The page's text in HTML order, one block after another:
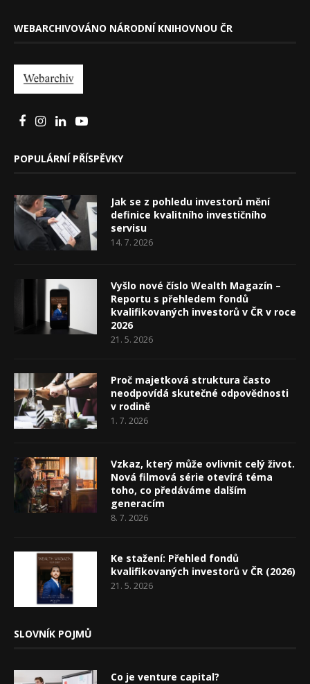
WEBARCHIVOVÁNO NÁRODNÍ KNIHOVNOU ČR
POPULÁRNÍ PŘÍSPĚVKY
Jak se z pohledu investorů mění
definice kvalitního investičního
servisu
14. 7. 2026
Vyšlo nové číslo Wealth Magazín –
Reportu s přehledem fondů
kvalifikovaných investorů v ČR v roce
2026
21. 5. 2026
Proč majetková struktura často
neodpovídá skutečné odpovědnosti
v rodině
1. 7. 2026
Vzkaz, který může ovlivnit celý život.
Nová filmová série otevírá téma
toho, co předáváme dalším
generacím
8. 7. 2026
Ke stažení: Přehled fondů
kvalifikovaných investorů v ČR (2026)
21. 5. 2026
SLOVNÍK POJMŮ
Co je venture capital?